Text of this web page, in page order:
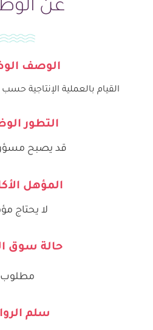
عن
الوصف
القيام بالعملية الإنتاجية
التطور
قد يصبح
المؤهل
لا يحتاج
حالة سوق
مطلوب
سلم